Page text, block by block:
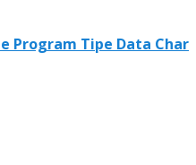
Program Tipe Data Char